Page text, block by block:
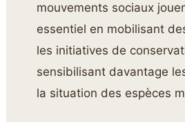
mouvements sociaux
essentiel en mobilisant
les initiatives de
sensibilisant davantage
la situation des espèces